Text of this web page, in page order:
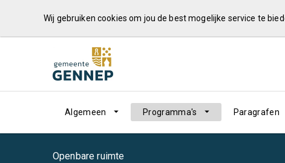
Algemeen Programma's Paragrafen
Openbare ruimte
Wij gebruiken cookies om jou de best mogelijke service te